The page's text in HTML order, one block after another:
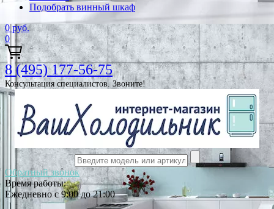
Подобрать винный шкаф
0 руб.
0
8 (495) 177-56-75
Консультация специалистов. Звоните!
Обратный звонок
Время работы:
Ежедневно с 9:00 до 21:00